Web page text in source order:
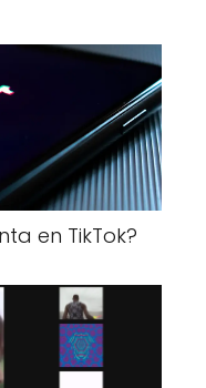
en TikTok?